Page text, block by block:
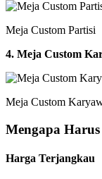
Meja Custom Partisi
4. Meja Custom
Meja Custom
Mengapa
Harga Terjangkau